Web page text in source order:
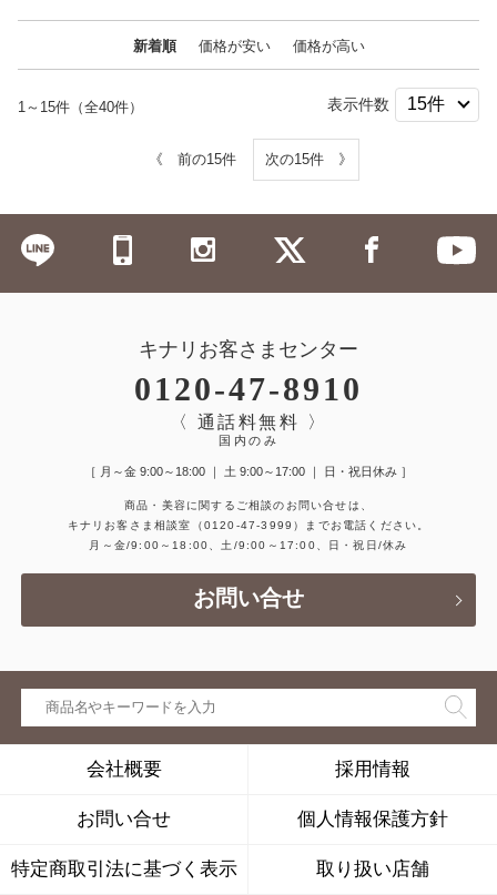
新着順 価格が安い 価格が高い
1～15件（全40件） 表示件数
《 前の15件 次の15件 》
キナリお客さまセンター
0120-47-8910
〈 通話料無料 〉
国内のみ
［ 月～金 9:00～18:00 ｜ 土 9:00～17:00 ｜ 日・祝日休み ］
商品・美容に関するご相談のお問い合せは、
キナリお客さま相談室
（0120-47-3999）
までお電話ください。
月～金/9:00～18:00、土/9:00～17:00、日・祝日/休み
お問い合せ
会社概要 採用情報
お問い合せ 個人情報保護方針
特定商取引法に基づく表示 取り扱い店舗